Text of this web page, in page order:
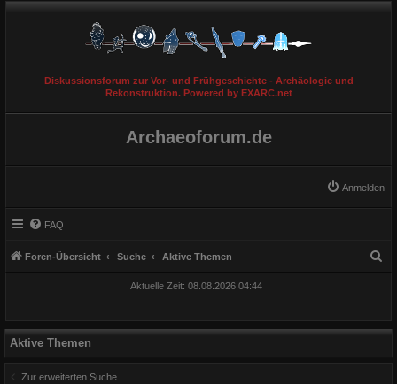
Diskussionsforum zur Vor- und Frühgeschichte - Archäologie und
Rekonstruktion. Powered by EXARC.net
Archaeoforum.de
Anmelden
FAQ
Foren-Übersicht Suche Aktive Themen
Aktuelle Zeit: 08.08.2026 04:44
Aktive Themen
Zur erweiterten Suche